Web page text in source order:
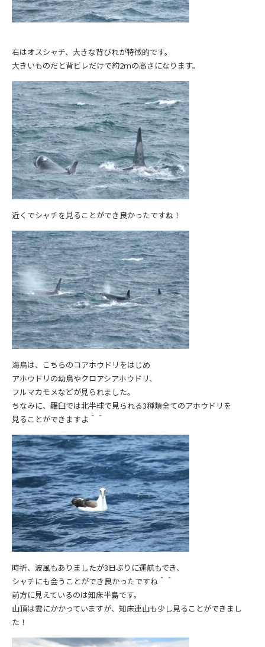
右はオスシャチ、大きな背びれが特徴的です。
大きいものだと背ビレだけで約2ｍの高さになります。
近くでシャチを見ることができ良かったですね！
海鳥は、こちらのコアホウドリをはじめ
アホウドリの幼鳥やクロアシアホウドリ、
フルマカモメなどが見られました。
ちなみに、羅臼では北半球で見られる3種類全てのアホウドリを
見ることができますよ＾＾
時折、波風もありましたが3日ぶりに運航もでき、
シャチにも会うことができ良かったですね＾＾
前方に見えているのは知床半島です。
山頂は雲にかかっていますが、知床連山も少し見ることができまし
た！